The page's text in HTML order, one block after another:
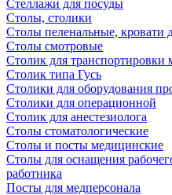
Стеллажи для посуды
Столы, столики
Столы пеленальные, кровати
Столы смотровые
Столик для транспортировки
Столик типа Гусь
Столики для оборудования
Столики для операционной
Столик для анестезиолога
Столы стоматологические
Столы и посты медицинские
Столы для оснащения
работника
Посты для медперсонала